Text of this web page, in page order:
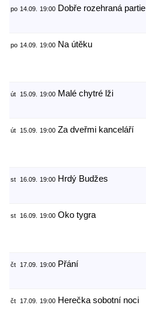
po 14.09. 19:00 Dobře rozehraná partie
po 14.09. 19:00 Na útěku
út 15.09. 19:00 Malé chytré lži
út 15.09. 19:00 Za dveřmi kanceláří
st 16.09. 19:00 Hrdý Budžes
st 16.09. 19:00 Oko tygra
čt 17.09. 19:00 Přání
čt 17.09. 19:00 Herečka sobotní noci